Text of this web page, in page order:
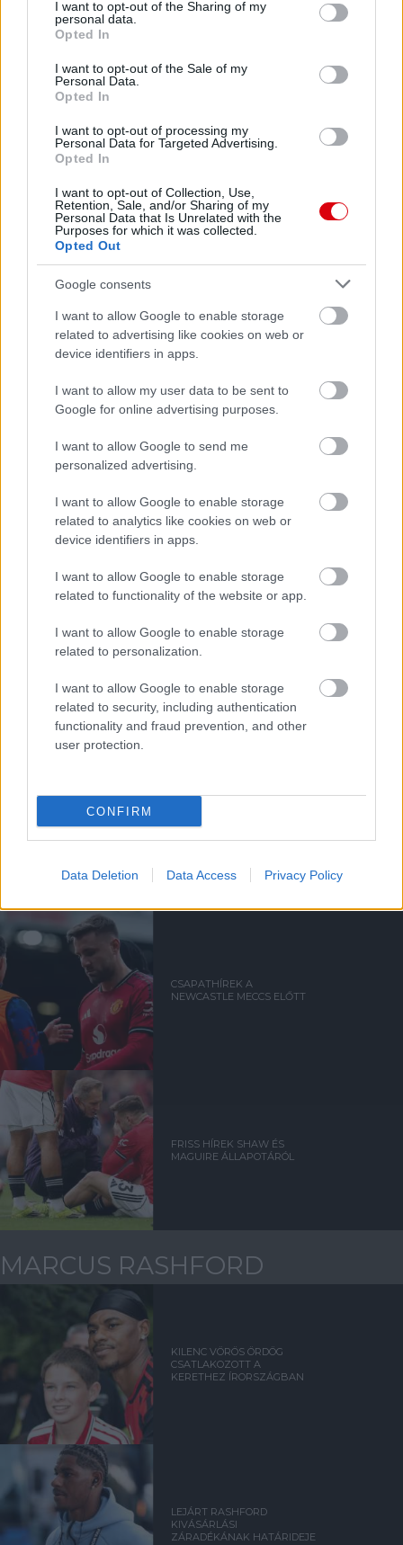
not limited to your visit or usage behaviour. You may click to
grant or deny consent to Google and its third-party tags to
use your data for below specified purposes in below Google
consent section.
I want to opt-out of the Sharing of my
personal data.
Opted In
I want to opt-out of the Sale of my
Personal Data.
Opted In
I want to opt-out of processing my
Personal Data for Targeted Advertising.
Opted In
I want to opt-out of Collection, Use,
Retention, Sale, and/or Sharing of my
Personal Data that Is Unrelated with the
Purposes for which it was collected.
Opted Out
Google consents
I want to allow Google to enable storage
related to advertising like cookies on web or
device identifiers in apps.
I want to allow my user data to be sent to
Google for online advertising purposes.
I want to allow Google to send me
personalized advertising.
I want to allow Google to enable storage
related to analytics like cookies on web or
device identifiers in apps.
I want to allow Google to enable storage
related to functionality of the website or app.
I want to allow Google to enable storage
related to personalization.
I want to allow Google to enable storage
related to security, including authentication
functionality and fraud prevention, and other
user protection.
CONFIRM
Data Deletion Data Access Privacy Policy
United
Felkészülési szezon 5. mérkőzés
Croke Park, Dublin
2026-08-12 20:30
1 nap 23 óra 15 perc 58 másodperc
AC MilanvsManchester United2026-08-15 18:00
ELŐZŐ MÉRKŐZÉSEK
Támogatás
Támogasd adományoddal
Kapcsolódó hírek
LUKE SHAW
LUKE SHAW A UNITED EGYIK
CSATLAKOZOTT
CARRICK: SHAW-NAK A VB-N
CSAPATHÍREK A
NEWCASTLE MECCS ELŐTT
FRISS HÍREK SHAW ÉS
MAGUIRE ÁLLAPOTÁRÓL
MARCUS RASHFORD
KILENC VÖRÖS ÖRDÖG
CSATLAKOZOTT A
KERETHEZ ÍRORSZÁGBAN
LEJÁRT RASHFORD
KIVÁSÁRLÁSI
ZÁRADÉKÁNAK HATÁRIDEJE